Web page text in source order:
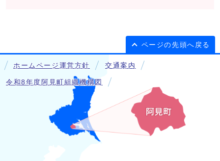
ページの先頭へ戻る
ホームページ運営方針 交通案内
令和8年度阿見町組織機構図